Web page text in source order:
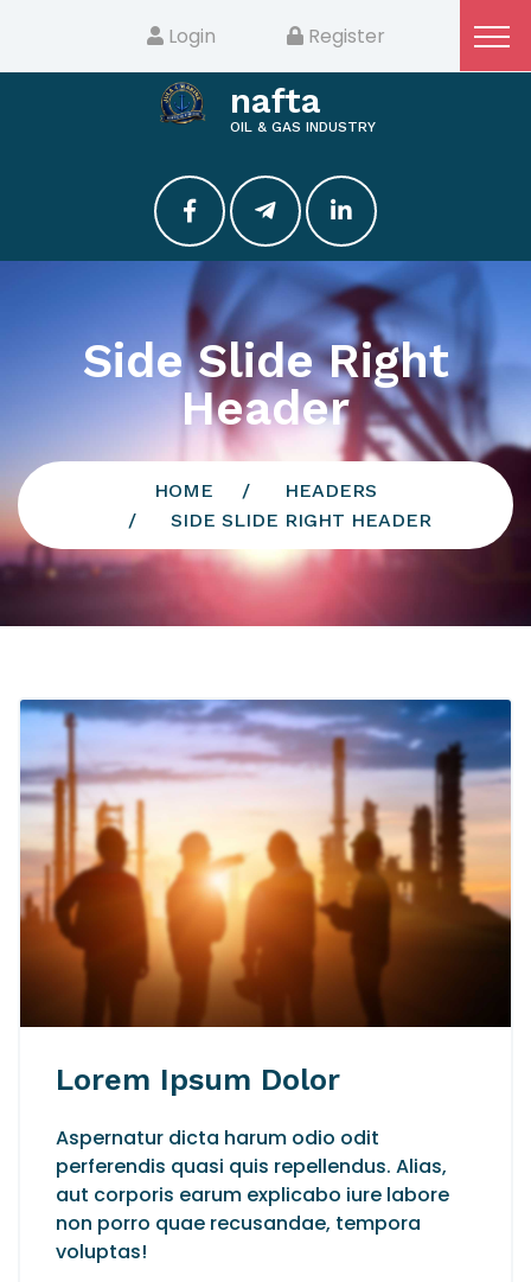
Login Register
nafta
OIL & GAS INDUSTRY
Side Slide Right
Header
HOME
HEADERS
SIDE SLIDE RIGHT HEADER
Lorem Ipsum Dolor
Aspernatur dicta harum odio odit
perferendis quasi quis repellendus. Alias,
aut corporis earum explicabo iure labore
non porro quae recusandae, tempora
voluptas!